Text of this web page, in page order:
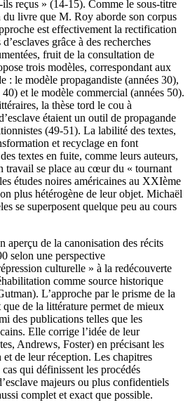
reçus » (14-15). Comme le sous-titre
du livre que M. Roy aborde son corpus
est effectivement la rectification
grâce à des recherches
fruit de la consultation de
trois modèles, correspondant aux
: le modèle propagandiste (années 30),
et le modèle commercial (années 50).
la thèse tord le cou à
étaient un outil de propagande
(49-51). La labilité des textes,
et recyclage en font
textes en fuite, comme leurs auteurs,
travail se place au cœur du « tournant
études noires américaines au XXIème
plus hétérogène de leur objet. Michaël
se superposent quelque peu au cours
aperçu de la canonisation des récits
selon une perspective
culturelle » à la redécouverte
comme source historique
L’approche par le prisme de la
de la littérature permet de mieux
des publications telles que les
Elle corrige l’idée de leur
Andrews, Foster) en précisant les
de leur réception. Les chapitres
qui définissent les procédés
majeurs ou plus confidentiels
complet et exact que possible.